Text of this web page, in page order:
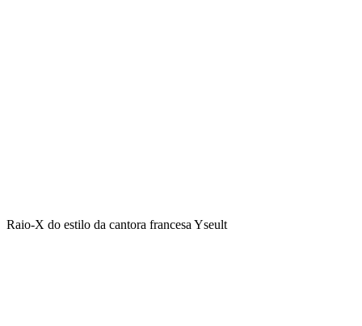
Raio-X do estilo da cantora francesa Yseult